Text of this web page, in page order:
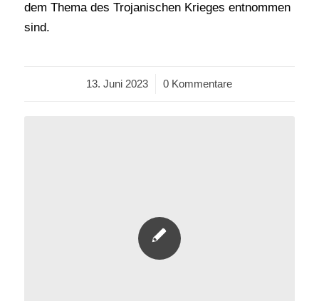
dem Thema des Trojanischen Krieges entnommen
sind.
13. Juni 2023
/ 0 Kommentare